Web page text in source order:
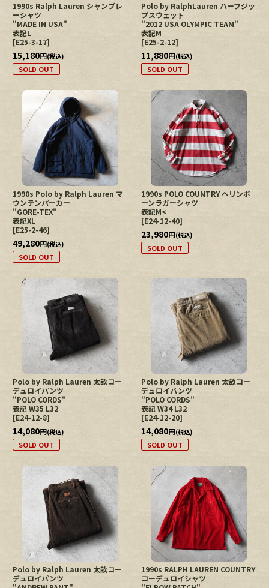
1990s Ralph Lauren シャンブレ
ーシャツ
"MADE IN USA"
表記L
[E25-3-17]
15,180円(税込)
SOLD OUT
Polo by RalphLauren ハーフジッ
プスウェット
"2012 USA OLYMPIC TEAM"
表記M
[E25-2-12]
11,880円(税込)
SOLD OUT
1990s Polo by Ralph Lauren マ
ウンテンパーカー
"GORE-TEX"
表記XL
[E25-2-46]
49,280円(税込)
SOLD OUT
1990s POLO COUNTRY ヘリンボ
ーンラガーシャツ
表記M<
[E24-12-40]
23,980円(税込)
SOLD OUT
Polo by Ralph Lauren 太畝コー
デュロイパンツ
"POLO CORDS"
表記 W35 L32
[E24-12-8]
14,080円(税込)
SOLD OUT
Polo by Ralph Lauren 太畝コー
デュロイパンツ
"POLO CORDS"
表記 W34 L32
[E24-12-20]
14,080円(税込)
SOLD OUT
Polo by Ralph Lauren 太畝コー
デュロイパンツ
1990s RALPH LAUREN COUNTRY
コーデュロイシャツ